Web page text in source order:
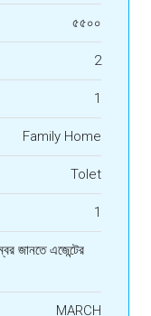
৫৫০০
2
1
Family Home
Tolet
1
জানতে এজেন্টের
MARCH